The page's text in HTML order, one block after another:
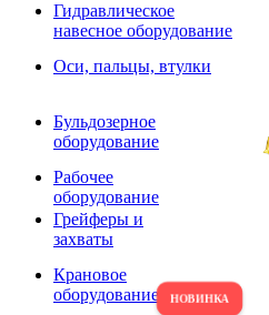
Гидравлическое
навесное оборудование
Оси, пальцы, втулки
Бульдозерное
оборудование
Рабочее
оборудование
Грейферы и
захваты
Крановое
оборудование